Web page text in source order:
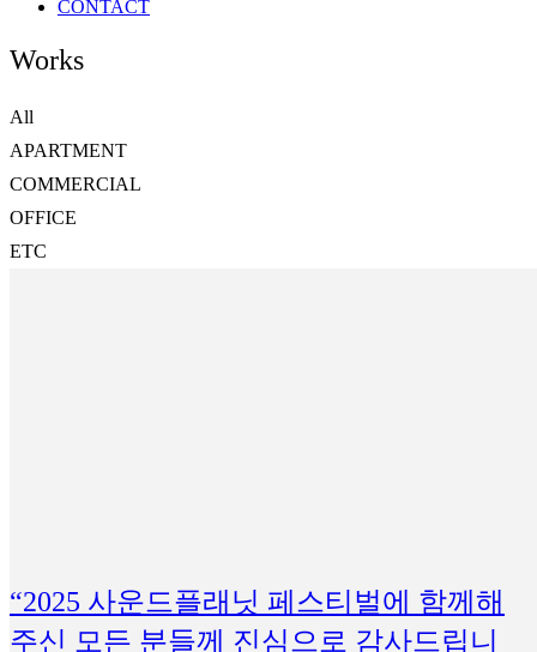
CONTACT
Works
All
APARTMENT
COMMERCIAL
OFFICE
ETC
“2025 사운드플래닛 페스티벌에 함께해
주신 모든 분들께 진심으로 감사드립니